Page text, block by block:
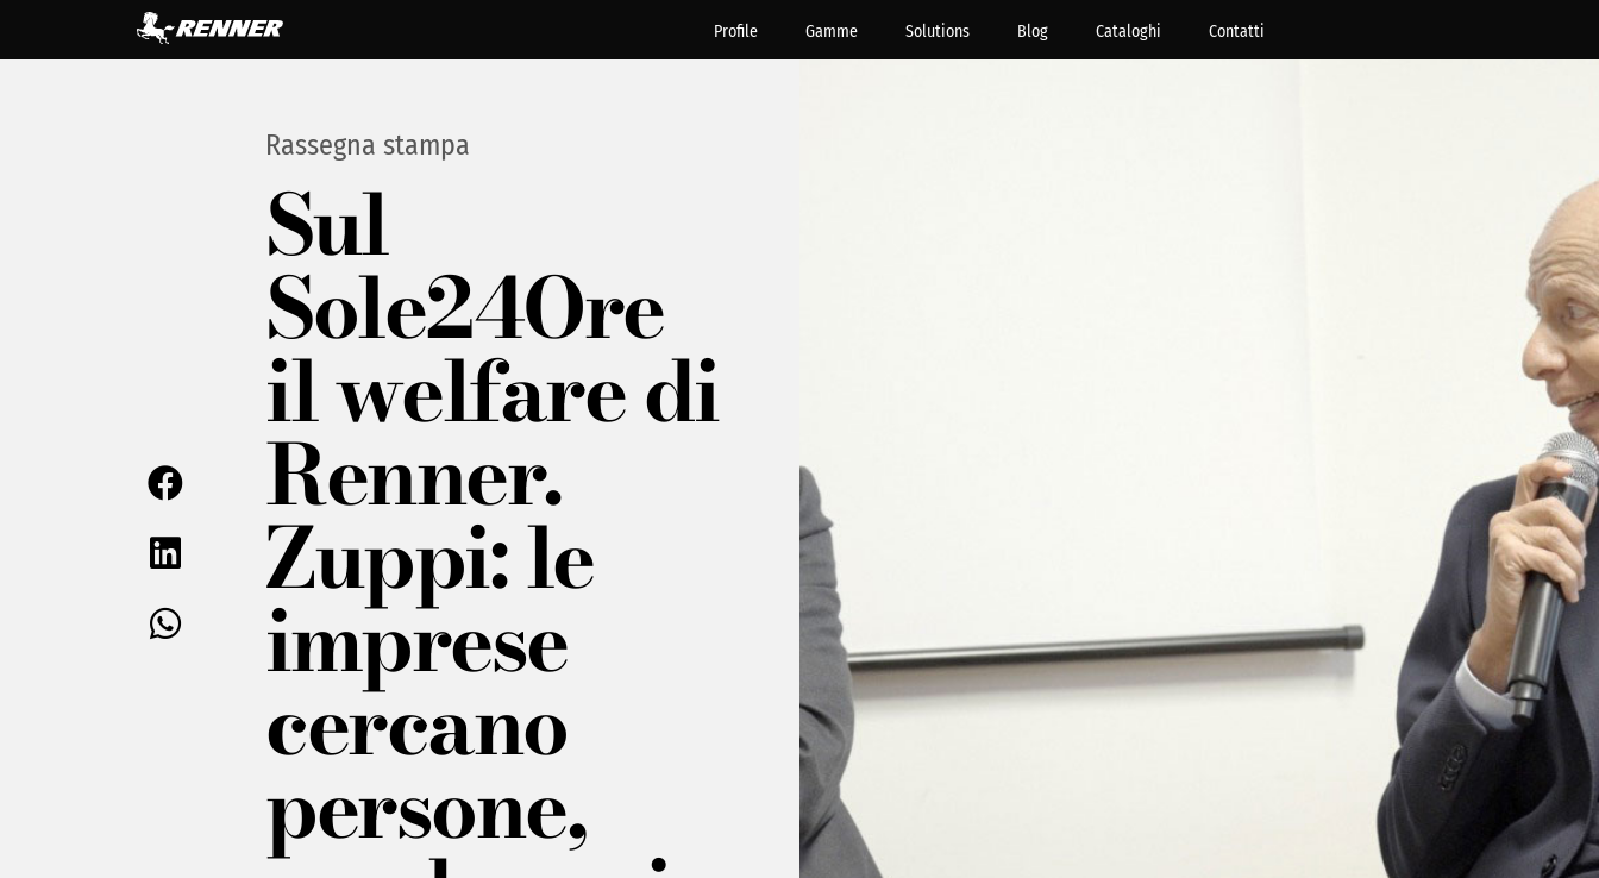
Profile Gamme Solutions Blog Cataloghi Contatti
Rassegna stampa
Sul
Sole24Ore
il welfare di
Renner.
Zuppi: le
imprese
cercano
persone,